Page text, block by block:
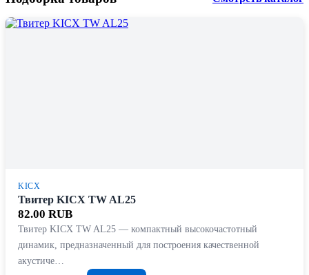
KICX
Твитер KICX TW AL25
82.00 RUB
Твитер KICX TW AL25 — компактный высокочастотный
динамик, предназначенный для построения качественной
акустиче…